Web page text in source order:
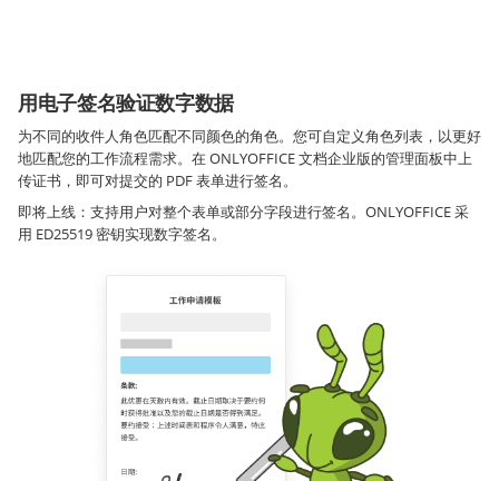
用电子签名验证数字数据
为不同的收件人角色匹配不同颜色的角色。您可自定义角色列表，以更好
地匹配您的工作流程需求。在 ONLYOFFICE 文档企业版的管理面板中上
传证书，即可对提交的 PDF 表单进行签名。
即将上线：支持用户对整个表单或部分字段进行签名。ONLYOFFICE 采
用 ED25519 密钥实现数字签名。